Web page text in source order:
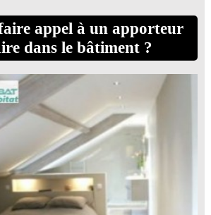
les offres de chantiers tous corps
les plus rentables du territoire
et sans cesse à la pointe de
SOCOREBAT a développé
de cibler au plus près les
département et vous apporter des
en bâtiment en tous corps
de façon récurrente. La notoriété
en fait un acteur incontournable
apporteurs d’affaires dans le
appel à un apporteur
dans le bâtiment ?